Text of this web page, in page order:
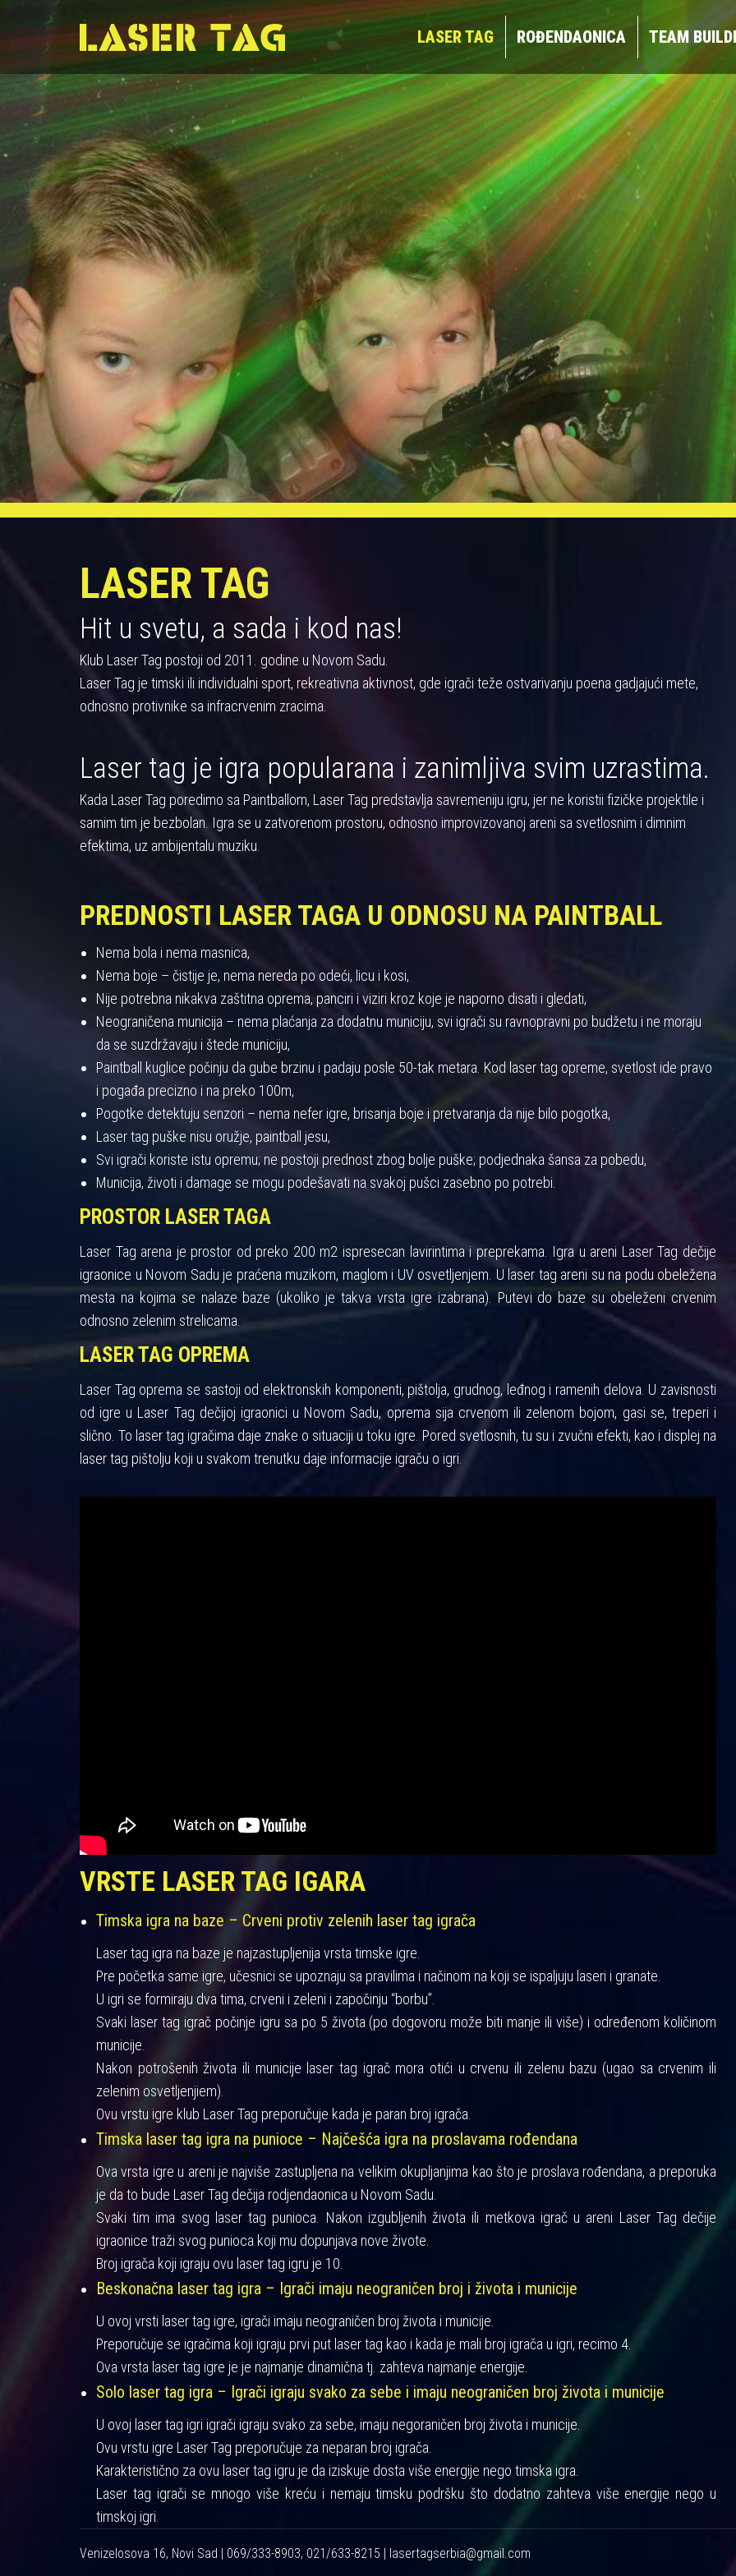
LASER TAG ROĐENDAONICA TEAM
LASER TAG
Hit u svetu, a sada i kod nas!
Klub Laser Tag postoji od 2011. godine u Novom Sadu.
Laser Tag je timski ili individualni sport, rekreativna aktivnost, gde igrači teže ostvarivanju poena gadjajući mete,
odnosno protivnike sa infracrvenim zracima.
Laser tag je igra popularana i zanimljiva svim uzrastima.
Kada Laser Tag poredimo sa Paintballom, Laser Tag predstavlja savremeniju igru, jer ne koristii fizičke projektile i
samim tim je bezbolan. Igra se u zatvorenom prostoru, odnosno improvizovanoj areni sa svetlosnim i dimnim
efektima, uz ambijentalu muziku.
PREDNOSTI LASER TAGA U ODNOSU NA PAINTBALL
Nema bola i nema masnica,
Nema boje – čistije je, nema nereda po odeći, licu i kosi,
Nije potrebna nikakva zaštitna oprema, panciri i viziri kroz koje je naporno disati i gledati,
Neograničena municija – nema plaćanja za dodatnu municiju, svi igrači su ravnopravni po budžetu i ne moraju
da se suzdržavaju i štede municiju,
Paintball kuglice počinju da gube brzinu i padaju posle 50-tak metara. Kod laser tag opreme, svetlost ide pravo
i pogađa precizno i na preko 100m,
Pogotke detektuju senzori – nema nefer igre, brisanja boje i pretvaranja da nije bilo pogotka,
Laser tag puške nisu oružje, paintball jesu,
Svi igrači koriste istu opremu; ne postoji prednost zbog bolje puške; podjednaka šansa za pobedu,
Municija, životi i damage se mogu podešavati na svakoj pušci zasebno po potrebi.
PROSTOR LASER TAGA
Laser Tag arena je prostor od preko 200 m2 ispresecan lavirintima i preprekama. Igra u areni Laser Tag dečije
igraonice u Novom Sadu je praćena muzikom, maglom i UV osvetljenjem. U laser tag areni su na podu obeležena
mesta na kojima se nalaze baze (ukoliko je takva vrsta igre izabrana). Putevi do baze su obeleženi crvenim
odnosno zelenim strelicama.
LASER TAG OPREMA
Laser Tag oprema se sastoji od elektronskih komponenti, pištolja, grudnog, leđnog i ramenih delova. U zavisnosti
od igre u Laser Tag dečijoj igraonici u Novom Sadu, oprema sija crvenom ili zelenom bojom, gasi se, treperi i
slično. To laser tag igračima daje znake o situaciji u toku igre. Pored svetlosnih, tu su i zvučni efekti, kao i displej na
laser tag pištolju koji u svakom trenutku daje informacije igraču o igri.
VRSTE LASER TAG IGARA
Timska igra na baze – Crveni protiv zelenih laser tag igrača
Laser tag igra na baze je najzastupljenija vrsta timske igre.
Pre početka same igre, učesnici se upoznaju sa pravilima i načinom na koji se ispaljuju laseri i granate.
U igri se formiraju dva tima, crveni i zeleni i započinju “borbu”.
Svaki laser tag igrač počinje igru sa po 5 života (po dogovoru može biti manje ili više) i određenom količinom
municije.
Nakon potrošenih života ili municije laser tag igrač mora otići u crvenu ili zelenu bazu (ugao sa crvenim ili
zelenim osvetljenjiem).
Ovu vrstu igre klub Laser Tag preporučuje kada je paran broj igrača.
Timska laser tag igra na punioce – Najčešća igra na proslavama rođendana
Ova vrsta igre u areni je najviše zastupljena na velikim okupljanjima kao što je proslava rođendana, a preporuka
je da to bude Laser Tag dečija rodjendaonica u Novom Sadu.
Svaki tim ima svog laser tag punioca. Nakon izgubljenih života ili metkova igrač u areni Laser Tag dečije
igraonice traži svog punioca koji mu dopunjava nove živote.
Broj igrača koji igraju ovu laser tag igru je 10.
Beskonačna laser tag igra – Igrači imaju neograničen broj i života i municije
U ovoj vrsti laser tag igre, igrači imaju neograničen broj života i municije.
Preporučuje se igračima koji igraju prvi put laser tag kao i kada je mali broj igrača u igri, recimo 4.
Ova vrsta laser tag igre je je najmanje dinamična tj. zahteva najmanje energije.
Solo laser tag igra – Igrači igraju svako za sebe i imaju neograničen broj života i municije
U ovoj laser tag igri igrači igraju svako za sebe, imaju negoraničen broj života i municije.
Ovu vrstu igre Laser Tag preporučuje za neparan broj igrača.
Karakteristično za ovu laser tag igru je da iziskuje dosta više energije nego timska igra.
Laser tag igrači se mnogo više kreću i nemaju timsku podršku što dodatno zahteva više energije nego u
timskoj igri.
Venizelosova 16, Novi Sad | 069/333-8903, 021/633-8215 | lasertagserbia@gmail.com
LASER TAG TEAM